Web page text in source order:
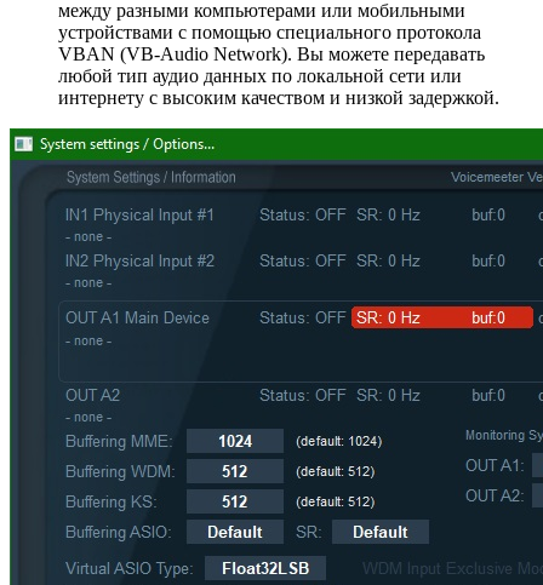
между разными компьютерами или мобильными
устройствами с помощью специального протокола
VBAN (VB-Audio Network). Вы можете передавать
любой тип аудио данных по локальной сети или
интернету с высоким качеством и низкой задержкой.